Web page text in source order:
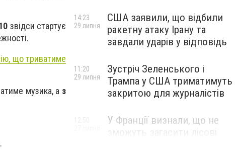
звідси стартує
що триватиме
музика, а з
США заявили, що відбили
ракетну атаку Ірану та
завдали ударів у відповідь
14:23
29 липня
Зустріч Зеленського і
Трампа у США триматимуть
закритою для журналістів
11:20
29 липня
У Франції визнали, що не